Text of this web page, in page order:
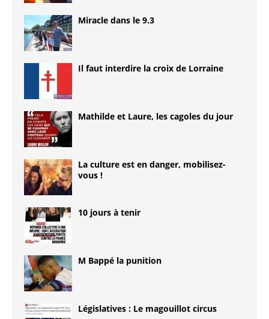
Miracle dans le 9.3
Il faut interdire la croix de Lorraine
Mathilde et Laure, les cagoles du jour
La culture est en danger, mobilisez-
vous !
10 jours à tenir
M Bappé la punition
Législatives : Le magouillot circus